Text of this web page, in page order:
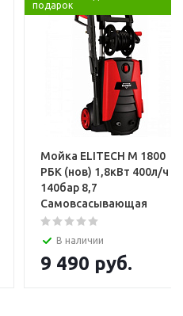
подарок
Мойка ELITECH М 1800
РБК (нов) 1,8кВт 400л/ч
140бар 8,7
Самовсасывающая
В наличии
9 490 руб.